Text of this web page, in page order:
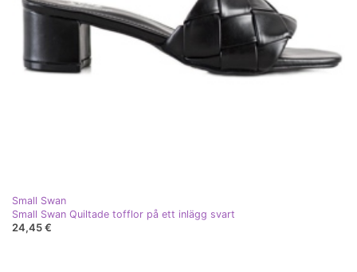
Small Swan
Small Swan Quiltade tofflor på ett inlägg svart
24,45 €